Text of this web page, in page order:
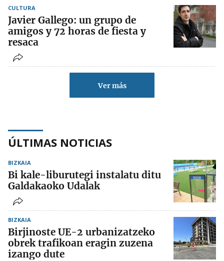
CULTURA
Javier Gallego: un grupo de
amigos y 72 horas de fiesta y
resaca
Ver más
ÚLTIMAS NOTICIAS
BIZKAIA
Bi kale-liburutegi instalatu ditu
Galdakaoko Udalak
BIZKAIA
Birjinoste UE-2 urbanizatzeko
obrek trafikoan eragin zuzena
izango dute